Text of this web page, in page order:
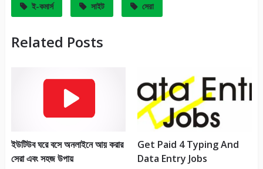
ই-কমার্স সাইট সেরা
Related Posts
ইউটিউব ঘরে বসে অনলাইনে আয় করার
সেরা এবং সহজ উপায়
Get Paid 4 Typing And
Data Entry Jobs